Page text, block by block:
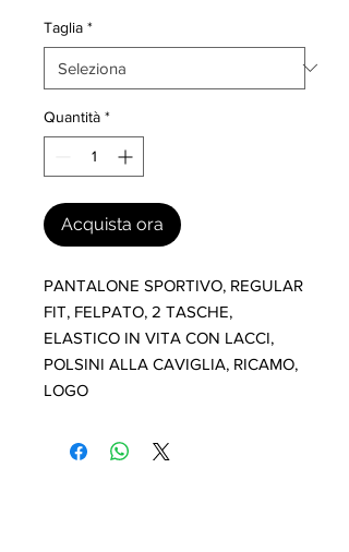
Taglia *
Quantità *
Acquista ora
PANTALONE SPORTIVO, REGULAR
FIT, FELPATO, 2 TASCHE,
ELASTICO IN VITA CON LACCI,
POLSINI ALLA CAVIGLIA, RICAMO,
LOGO